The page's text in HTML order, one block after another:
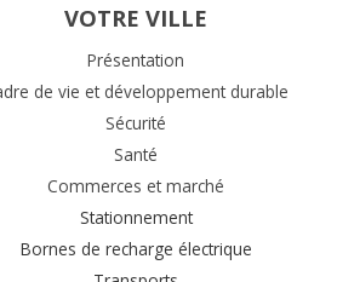
VOTRE VILLE
Présentation
de vie et développement durable
Sécurité
Santé
Commerces et marché
Stationnement
Bornes de recharge électrique